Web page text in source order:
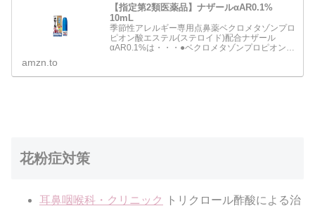
【指定第2類医薬品】ナザールαAR0.1%
10mL
季節性アレルギー専用点鼻薬ベクロメタゾンプロ
ピオン酸エステル(ステロイド)配合ナザール
αAR0.1%は・・・●ベクロメタゾンプロピオン酸
霧できるスプレ…
amzn.to
花粉症対策
耳鼻咽喉科・クリニック
トリクロール酢酸による治